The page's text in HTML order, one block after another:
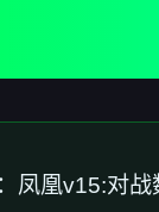
凤凰v15:对